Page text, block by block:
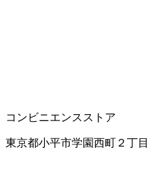
コンビニエンスストア
東京都小平市学園西町２丁目